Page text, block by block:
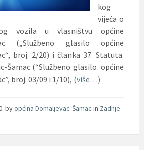
kog
vijeća o
vozila u vlasništvu općine
(„Službeno glasilo općine
broj: 2/20) i članka 37. Statuta
Šamac (“Službeno glasilo općine
, broj: 03/09 i 1/10), (više…)
byopćina Domaljevac-Šamac in Zadnje